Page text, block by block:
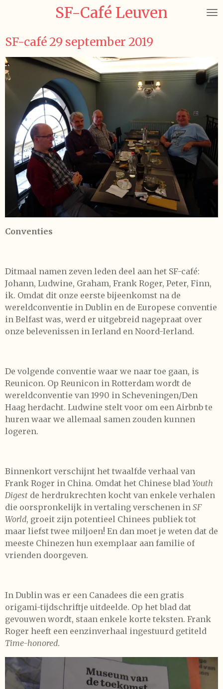
de
hoofdinhoud
SF-Café Leuven
SF-café 29 september 2019
Conventies
Ditmaal namen zeven leden deel aan het SF-café:
Johann, Ludwine, Graham, Frank Roger, Peter, Finn,
ik. Omdat dit onze eerste bijeenkomst na de
wereldconventie in Dublin en de Europese conventie
in Belfast was, werd er uitgebreid nagepraat over
onze belevenissen in Ierland en Noord-Ierland.
De volgende conventie waar we naar toe gaan, is
Reunicon. Op Reunicon in Rotterdam wordt de
wereldconventie van 1990 in Scheveningen/Den
Haag herdacht. Ludwine stelt voor om een Airbnb te
huren waar we allemaal samen zouden kunnen
logeren.
Binnenkort verschijnt het twaalfde verhaal van
Frank Roger in China. Omdat het Chinese blad Youth
Digest de herdrukrechten kocht van enkele verhalen
die oorspronkelijk in vertaling verschenen in SF
World, groeit zijn potentieel Chinees publiek tot
maar liefst twee miljoen! En dan moet je weten dat de
meeste Chinezen hun exemplaar aan familie of
vrienden doorgeven.
In Dublin was er een Canadees die een gratis
origami-tijdschriftje uitdeelde. Op het blad dat
gevouwen wordt, staan enkele korte teksten. Frank
Roger heeft een eenzinverhaal ingestuurd getiteld
Time-honored.